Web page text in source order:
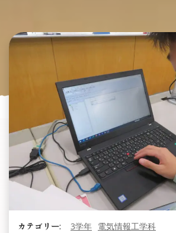
カテゴリー: 3学年 電気情報工学科